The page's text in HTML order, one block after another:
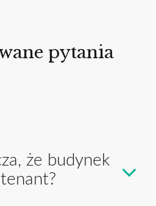
pytania
że budynek